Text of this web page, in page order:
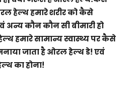
हेल्थ हमारे शरीर को कैसे
कौन कौन सी बीमारी हो
हमारे सामान्य स्वास्थ्य पर कैसे
जाता है ओरल हेल्थ डे! एवं
का होना!